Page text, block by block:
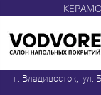
г. Владивосток,